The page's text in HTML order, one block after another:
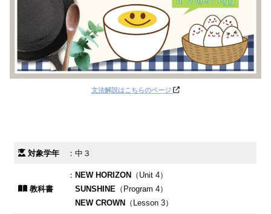
文法解説はこちらのページ
対象学年 ：中３
教科書
：NEW HORIZON （Unit 4）
SUNSHINE （Program 4）
NEW CROWN （Lesson 3）